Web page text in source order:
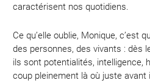
caractérisent nos quotidiens.
Ce qu’elle oublie, Monique, c’est
des personnes, des vivants : dès
ils sont potentialités, intelligence,
coup pleinement là où juste avant